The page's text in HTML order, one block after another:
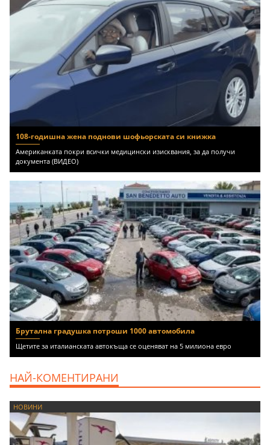
108-годишна жена поднови шофьорската си книжка
Американката покри всички медицински изисквания, за да получи
документа (ВИДЕО)
Брутална градушка потроши 1000 автомобила
Щетите за италианската автокъща се оценяват на 5 милиона евро
НАЙ-КОМЕНТИРАНИ
НОВИНИ